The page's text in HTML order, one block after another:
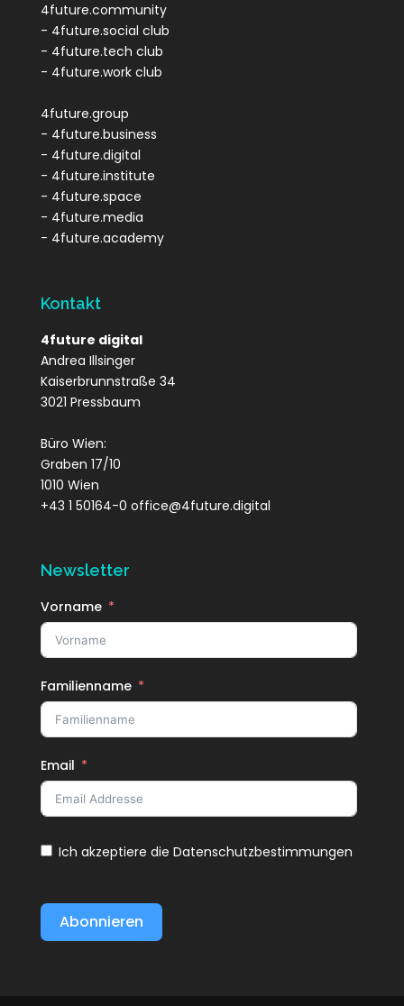
4future.community
- 4future.social club
- 4future.tech club
- 4future.work club
4future.group
- 4future.business
- 4future.digital
- 4future.institute
- 4future.space
- 4future.media
- 4future.academy
Kontakt
4future digital
Andrea Illsinger
Kaiserbrunnstraße 34
3021 Pressbaum
Büro Wien:
Graben 17/10
1010 Wien
+43 1 50164-0 office@4future.digital
Newsletter
Vorname
Familienname
Email
Ich akzeptiere die Datenschutzbestimmungen
Abonnieren